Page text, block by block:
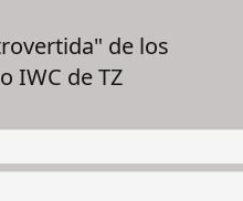
de los
IWC de TZ